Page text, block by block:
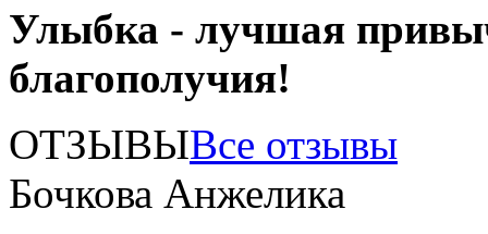
Улыбка - лучшая
благополучия!
ОТЗЫВЫВсе отзывы
Бочкова Анжелика